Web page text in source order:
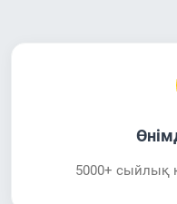
5000+ сыйлық